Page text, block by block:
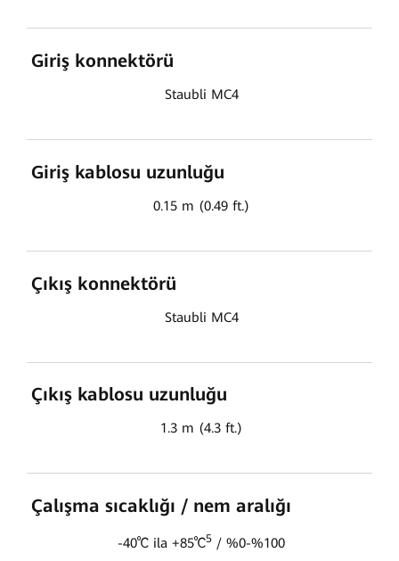
Giriş konnektörü
Staubli MC4
Giriş kablosu uzunluğu
0.15 m (0.49 ft.)
Çıkış konnektörü
Staubli MC4
Çıkış kablosu uzunluğu
1.3 m (4.3 ft.)
Çalışma sıcaklığı / nem aralığı
-40℃ ila +85℃5 / %0-%100